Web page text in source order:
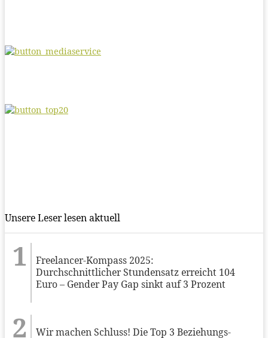
Unsere Leser lesen aktuell
Freelancer-Kompass 2025:
Durchschnittlicher Stundensatz erreicht 104
Euro – Gender Pay Gap sinkt auf 3 Prozent
Wir machen Schluss! Die Top 3 Beziehungs-